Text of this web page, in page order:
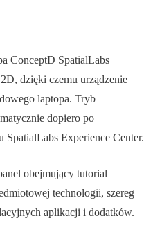
ConceptD SpatialLabs
dzięki czemu urządzenie
laptopa. Tryb
dopiero po
Experience Center.
obejmujący tutorial
technologii, szereg
aplikacji i dodatków.